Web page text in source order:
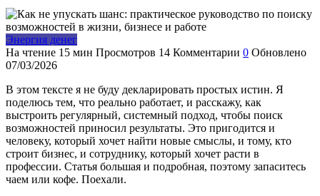
Энергия денег
На чтение 15 мин Просмотров 14 Комментарии 0 Обновлено
07/03/2026
В этом тексте я не буду декларировать простых истин. Я
поделюсь тем, что реально работает, и расскажу, как
выстроить регулярный, системный подход, чтобы поиск
возможностей приносил результаты. Это пригодится и
человеку, который хочет найти новые смыслы, и тому, кто
строит бизнес, и сотруднику, который хочет расти в
профессии. Статья большая и подробная, поэтому запаситесь
чаем или кофе. Поехали.